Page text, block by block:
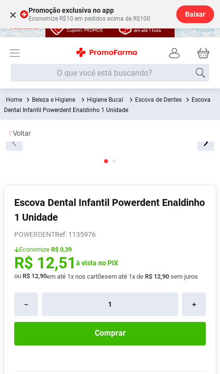
× Promoção exclusiva no app
Economize R$10 em pedidos acima de R$100
Baixar
O que você está buscando?
Beleza e Higiene Higiene Bucal Escova de Dentes
Escova
Dental Infantil Powerdent Enaldinho 1 Unidade
Escova Dental Infantil Powerdent Enaldinho
1 Unidade
POWERDENT : 1135976
Economize R$ 0,39
R$ 12,51 à vista no PIX
ou R$ 12,90em até 1x nos cartõesem até 1x de R$ 12,90 sem juros
＋
－
Comprar
Voltar
Termos mais buscados
1º Fralda
2
5º Fralda G
6º Shampoo
7º Desodorante
8º Absorvente
9º Vitamina D
10 Lavitan